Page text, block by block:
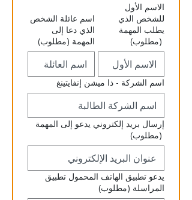
الاسم الأول
للشخص الذي
يطلب المهمة
(مطلوب)
اسم عائلة الشخص
الذي دعا إلى
المهمة (مطلوب)
اسم الشركة - ذا ميشن إنفايتينغ
إرسال بريد إلكتروني يدعو إلى المهمة
(مطلوب)
يدعو تطبيق الهاتف المحمول تطبيق
المراسلة (مطلوب)